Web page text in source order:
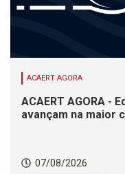
ACAERT AGORA
ACAERT AGORA -
avançam na maior
Social nesta sexta
07/08/2026